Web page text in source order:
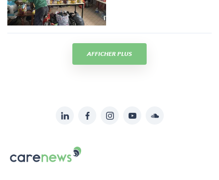
AFFICHER PLUS
sur:
LinkedInFacebookInstagramYouTubeSoundcloud
Le